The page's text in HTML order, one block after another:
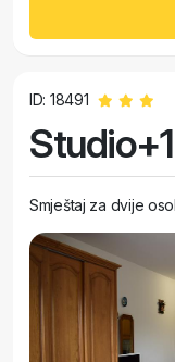
ID: 18491
Studio+1
Smještaj za dvije